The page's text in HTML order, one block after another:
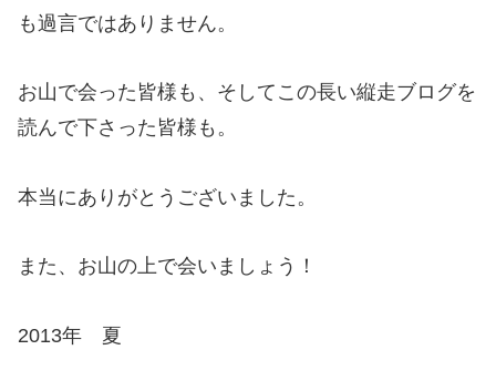
も過言ではありません。
お山で会った皆様も、そしてこの長い縦走ブログを
読んで下さった皆様も。
本当にありがとうございました。
また、お山の上で会いましょう！
2013年 夏